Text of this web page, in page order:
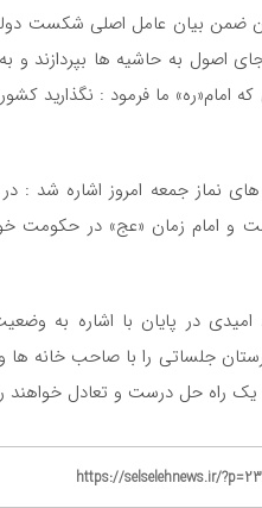
ضمن بیان عامل اصلی شکست دولت
اصول به حاشیه ها بپردازند و به
که امام«ره» ما فرمود : نگذارید
نماز جمعه امروز اشاره شد
و امام زمان «عج» در حکومت
امیدی در پایان با اشاره به
جلساتی را با صاحب خانه ها
یک راه حل درست و تعادل خواهند
https://selselehnews.ir/